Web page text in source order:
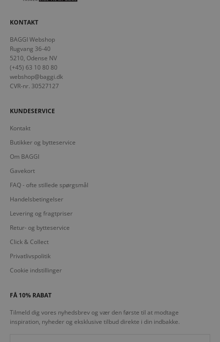
KONTAKT
BAGGI Webshop
Rugvang 36-40
5210, Odense NV
(+45) 63 10 80 80
webshop@baggi.dk
CVR-nr. 30527127
KUNDESERVICE
Kontakt
Butikker og bytteservice
Om BAGGI
Gavekort
FAQ - ofte stillede spørgsmål
Handelsbetingelser
Levering og fragtpriser
Retur- og bytteservice
Click & Collect
Privatlivspolitik
Cookie indstillinger
FÅ 10% RABAT
Tilmeld dig vores nyhedsbrev og vær den første til at modtage
inspiration, nyheder og eksklusive tilbud direkte i din indbakke.